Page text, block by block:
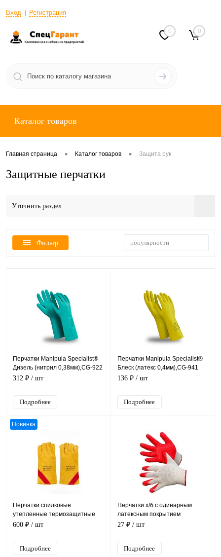
Вход Регистрация
0 0
Каталог товаров
Главная страница • Каталог товаров • Защита рук
Защитные перчатки
Уточнить раздел
Фильтр популярности
Перчатки Manipula Specialist®
Дизель (нитрил 0,38мм),CG-922
312 ₽ / шт
Подробнее
Перчатки Manipula Specialist®
Блеск (латекс 0,4мм),CG-941
136 ₽ / шт
Подробнее
Новинка
Перчатки спилковые
утепленные термозащитные
ProfLineLeader
600 ₽ / шт
Подробнее
Перчатки х/б с одинарным
латексным покрытием
27 ₽ / шт
Подробнее